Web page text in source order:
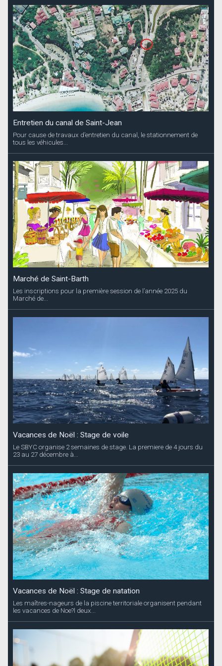
Entretien du canal de Saint-Jean
Pour cause de travaux d’entretien du canal, le stationnement de
tous les véhicules...
Marché de Saint-Barth
Les inscriptions pour la première session de l’année 2025 du
Marché de...
Vacances de Noël : Stage de voile
Le SBYC organise 2 semaines de stage. La premiere de 4 jours du
23 au 27 décembre à...
Vacances de Noël : Stage de natation
Les maîtres-nageurs de la piscine territoriale organisent pendant
les vacances de Noe?l deux...